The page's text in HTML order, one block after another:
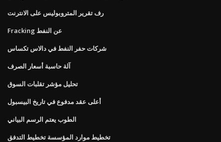
رف تقرير المتروبوليس على الانترنت
Fracking عن النفط
شركات حفر النفط في دالاس تكساس
آلة حاسبة أسعار الصرف
تحليل مؤشر تقلبات السوق
أعلى عقد مدفوع في تاريخ البيسبول
الطوب يعتم الرسم البياني
تخطيط موارد المؤسسة تخطيط التدفق